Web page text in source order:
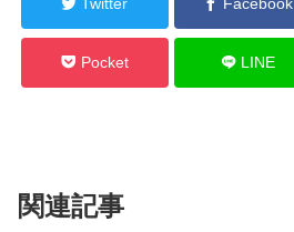
Pocket LINE
関連記事